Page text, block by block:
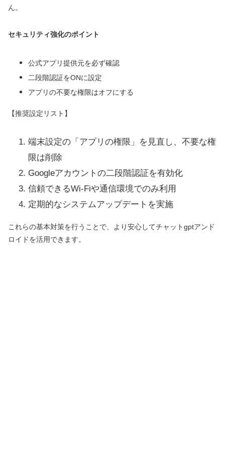
ん。
セキュリティ強化のポイント
公式アプリ提供元を必ず確認
二段階認証をONに設定
アプリの不要な権限はオフにする
【推奨設定リスト】
端末設定の「アプリの権限」を見直し、不要な権
限は削除
Googleアカウントの二段階認証を有効化
信頼できるWi-Fiや通信環境でのみ利用
定期的なシステムアップデートを実施
これらの基本対策を行うことで、より安心してチャットgptアンド
ロイドを活用できます。